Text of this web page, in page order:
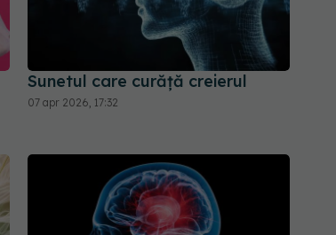
Sunetul care curăță creierul
07 apr 2026, 17:32